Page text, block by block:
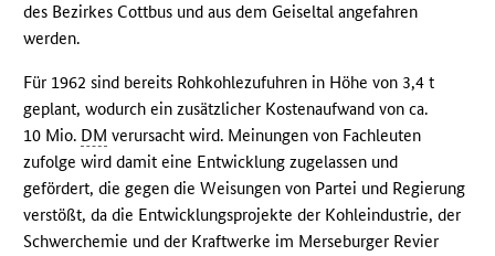
des Bezirkes Cottbus und aus dem Geiseltal angefahren
werden.
Für 1962 sind bereits Rohkohlezufuhren in Höhe von 3,4 t
geplant, wodurch ein zusätzlicher Kostenaufwand von ca.
10 Mio. DM verursacht wird. Meinungen von Fachleuten
zufolge wird damit eine Entwicklung zugelassen und
gefördert, die gegen die Weisungen von Partei und Regierung
verstößt, da die Entwicklungsprojekte der Kohleindustrie, der
Schwerchemie und der Kraftwerke im Merseburger Revier